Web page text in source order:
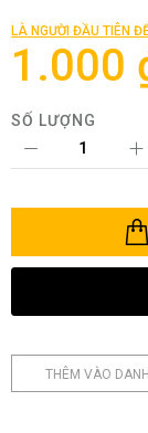
của
thư
hình
LÀ NGƯỜI ĐẦU TIÊN
1.000
SỐ LƯỢNG
THÊM VÀO